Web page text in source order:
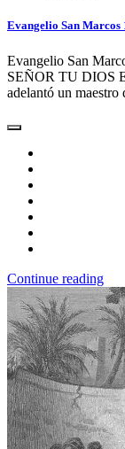
Evangelio San Marcos
Evangelio San
SEÑOR TU DIOS
adelantó un
Continue reading